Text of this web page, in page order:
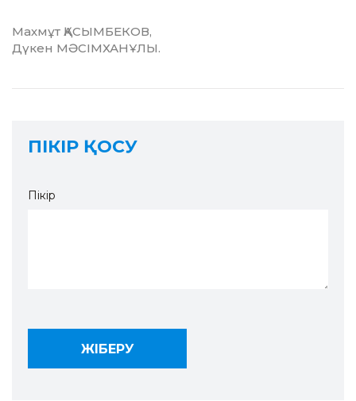
Махмұт ҚАСЫМБЕКОВ,
Дүкен МӘСІМХАНҰЛЫ.
ПІКІР ҚОСУ
Пікір